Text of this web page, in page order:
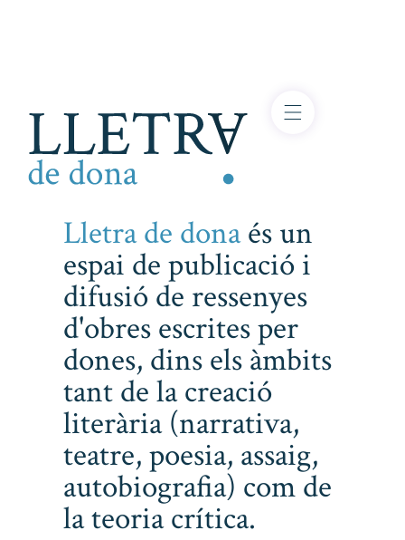
Lletra de donaés un
espai de publicació i
difusió de ressenyes
d'obres escrites per
dones, dins els àmbits
tant de la creació
literària (narrativa,
teatre, poesia, assaig,
autobiografia) com de
la teoria crítica.